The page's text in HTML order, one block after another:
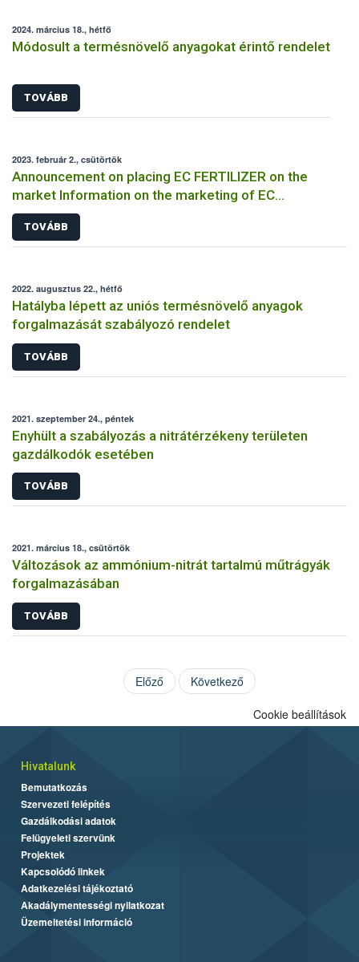
2024. március 18., hétfő
Módosult a termésnövelő anyagokat érintő rendelet
TOVÁBB
2023. február 2., csütörtök
Announcement on placing EC FERTILIZER on the
market Information on the marketing of EC
FERTILIZER and the application for a certificate
TOVÁBB
2022. augusztus 22., hétfő
Hatályba lépett az uniós termésnövelő anyagok
forgalmazását szabályozó rendelet
TOVÁBB
2021. szeptember 24., péntek
Enyhült a szabályozás a nitrátérzékeny területen
gazdálkodók esetében
TOVÁBB
2021. március 18., csütörtök
Változások az ammónium-nitrát tartalmú műtrágyák
forgalmazásában
TOVÁBB
Előző Következő
Cookie beállítások
Hivatalunk
Bemutatkozás
Szervezeti felépítés
Gazdálkodási adatok
Felügyeleti szervünk
Projektek
Kapcsolódó linkek
Adatkezelési tájékoztató
Akadálymentességi nyilatkozat
Üzemeltetési információ